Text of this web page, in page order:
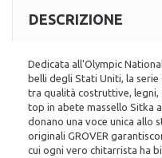
DESCRIZIONE
Dedicata all'Olympic
belli degli Stati Uniti, la
tra qualità costruttive,
top in abete massello Sitka
donano una voce unica allo
originali GROVER
cui ogni vero chitarrista ha